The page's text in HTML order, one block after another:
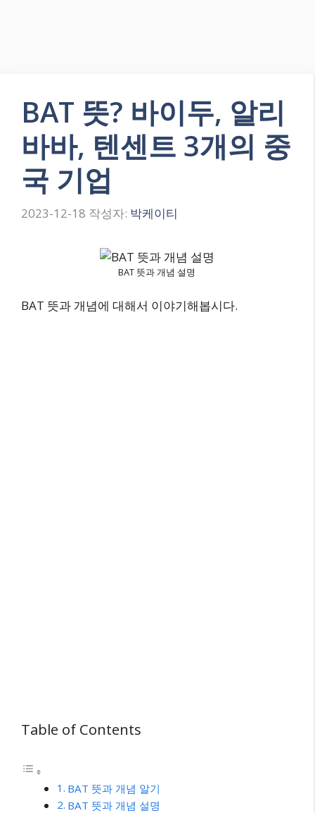
BAT 뜻? 바이두, 알리
바바, 텐센트 3개의 중
국 기업
2023-12-18 작성자: 박케이티
BAT 뜻과 개념 설명
BAT 뜻과 개념에 대해서 이야기해봅시다.
Table of Contents
BAT 뜻과 개념 알기
BAT 뜻과 개념 설명